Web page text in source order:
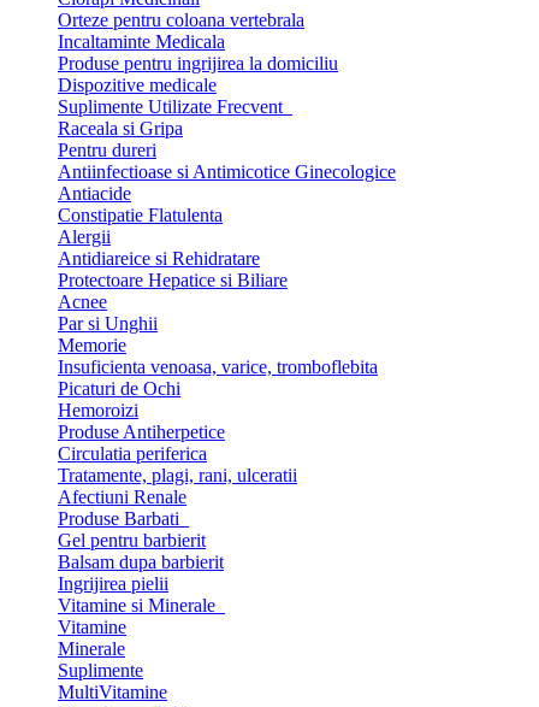
Orteze pentru coloana vertebrala
Incaltaminte Medicala
Produse pentru ingrijirea la domiciliu
Dispozitive medicale
Suplimente Utilizate Frecvent
Raceala si Gripa
Pentru dureri
Antiinfectioase si Antimicotice Ginecologice
Antiacide
Constipatie Flatulenta
Alergii
Antidiareice si Rehidratare
Protectoare Hepatice si Biliare
Acnee
Par si Unghii
Memorie
Insuficienta venoasa, varice, tromboflebita
Picaturi de Ochi
Hemoroizi
Produse Antiherpetice
Circulatia periferica
Tratamente, plagi, rani, ulceratii
Afectiuni Renale
Produse Barbati
Gel pentru barbierit
Balsam dupa barbierit
Ingrijirea pielii
Vitamine si Minerale
Vitamine
Minerale
Suplimente
MultiVitamine